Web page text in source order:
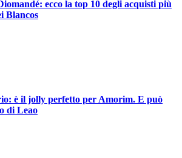
ecco la top 10 degli acquisti più
Blancos
è il jolly perfetto per Amorim. E può
di Leao